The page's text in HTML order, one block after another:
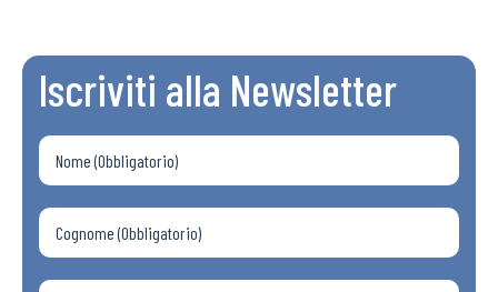
Iscriviti alla Newsletter